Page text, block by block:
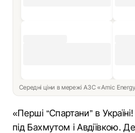
Середні ціни в мережі АЗС «Amic
«Перші “Cпартани” в
під Бахмутом і Авдіївкою.